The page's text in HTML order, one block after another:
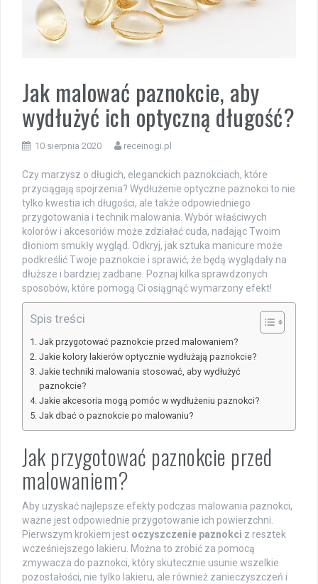
Jak malować paznokcie, aby
wydłużyć ich optyczną długość?
10 sierpnia 2020 receinogi.pl
Czy marzysz o długich, eleganckich paznokciach, które
przyciągają spojrzenia? Wydłużenie optyczne paznokci to nie
tylko kwestia ich długości, ale także odpowiedniego
przygotowania i technik malowania. Wybór właściwych
kolorów i akcesoriów może zdziałać cuda, nadając Twoim
dłoniom smukły wygląd. Odkryj, jak sztuka manicure może
podkreślić Twoje paznokcie i sprawić, że będą wyglądały na
dłuższe i bardziej zadbane. Poznaj kilka sprawdzonych
sposobów, które pomogą Ci osiągnąć wymarzony efekt!
Spis treści
Jak przygotować paznokcie przed malowaniem?
Jakie kolory lakierów optycznie wydłużają paznokcie?
Jakie techniki malowania stosować, aby wydłużyć
paznokcie?
Jakie akcesoria mogą pomóc w wydłużeniu paznokci?
Jak dbać o paznokcie po malowaniu?
Jak przygotować paznokcie przed
malowaniem?
Aby uzyskać najlepsze efekty podczas malowania paznokci,
ważne jest odpowiednie przygotowanie ich powierzchni.
Pierwszym krokiem jest oczyszczenie paznokci z resztek
wcześniejszego lakieru. Można to zrobić za pomocą
zmywacza do paznokci, który skutecznie usunie wszelkie
pozostałości, nie tylko lakieru, ale również zanieczyszczeń i